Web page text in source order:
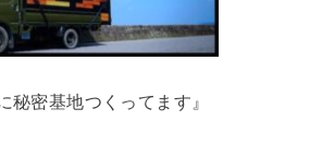
秘密基地つくってます』